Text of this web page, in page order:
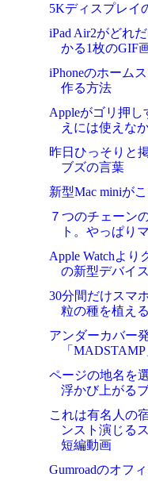
5Kディスプレイ
iPad Air2がどれ
かる1枚のGIF
iPhoneのホーム
作る方法
Appleがゴリ押
えには使えな
昨日ひっそりと
ブズの言葉
新型Mac miniが
７つのチェーン
ト。やっぱり
Apple Watchよ
の新型デバイ
30分間だけスマ
粒の種を植え
アンダーカバー
「MADSTAMP
ページの地名を
浮かび上がる
これは有名人の
ンスト演じる
短編動画
Gumroadのオフ